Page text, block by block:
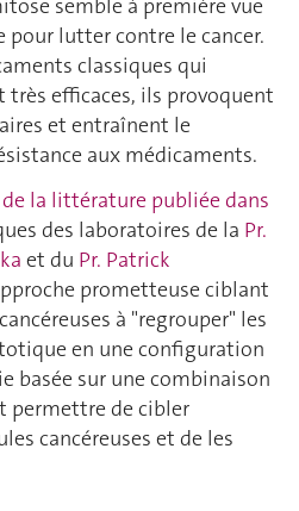
semble à première vue
lutter contre le cancer.
classiques qui
efficaces, ils provoquent
et entraînent le
aux médicaments.
la littérature publiée dans
des laboratoires de la Pr.
et du Pr. Patrick
prometteuse ciblant
à "regrouper" les
en une configuration
basée sur une combinaison
permettre de cibler
cancéreuses et de les